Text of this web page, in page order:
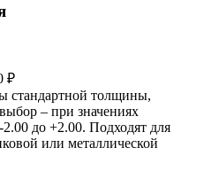
₽
стандартной толщины,
– при значениях
до +2.00. Подходят для
или металлической